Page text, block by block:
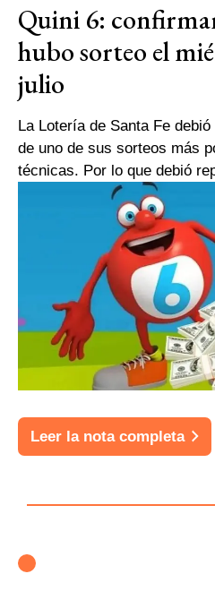
Quini 6:
hubo sorteo el
julio
La Lotería de Santa Fe
de uno de sus sorteos más
técnicas. Por lo que debió
Leer la nota completa